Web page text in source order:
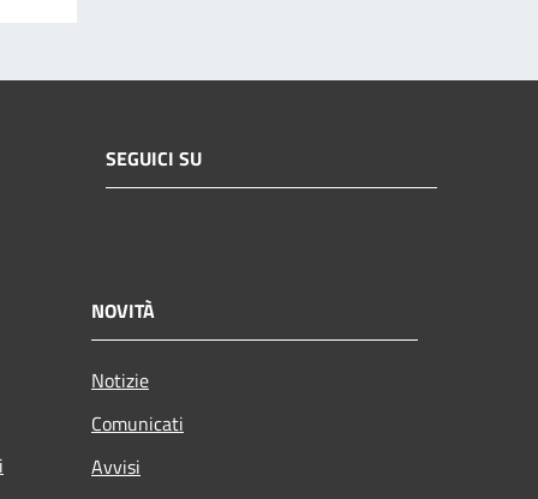
SEGUICI SU
NOVITÀ
Notizie
Comunicati
Avvisi